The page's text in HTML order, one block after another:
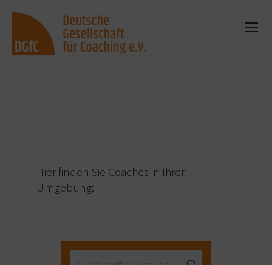
Hier finden Sie Coaches in Ihrer
Umgebung: